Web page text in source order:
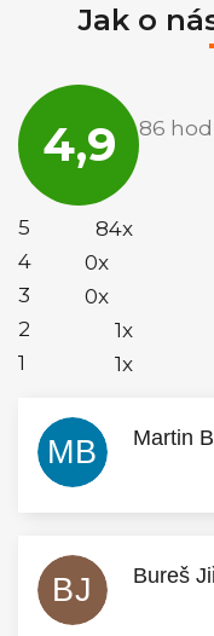
Jak o
4,9
je
86
5
84x
4
0x
3
0x
2
1x
1
1x
MB Martin
BJ Bureš